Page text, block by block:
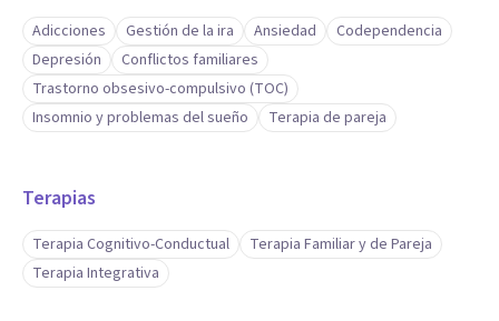
Adicciones Gestión de la ira Ansiedad
Codependencia
Depresión
Conflictos familiares
Trastorno obsesivo-compulsivo (TOC)
Insomnio y problemas del sueño
Terapia de pareja
Terapias
Terapia Cognitivo-Conductual
Terapia Familiar y de Pareja
Terapia Integrativa